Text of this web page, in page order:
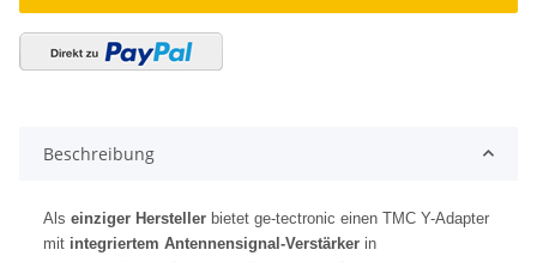
Beschreibung
Als einziger Hersteller bietet ge-tectronic einen TMC Y-Adapter
mit integriertem Antennensignal-Verstärker in